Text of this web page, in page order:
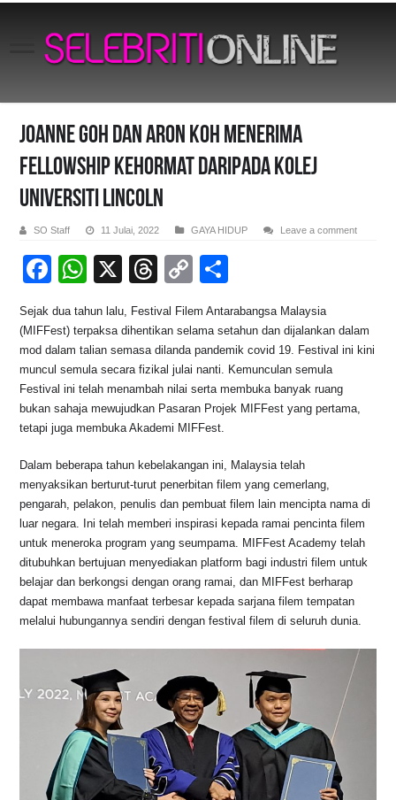
Joanne Goh dan Aron Koh menerima
Fellowship Kehormat daripada Kolej
Universiti Lincoln
SO Staff 11 Julai, 2022 GAYA HIDUP Leave a comment
F
c
e
b
o
o
k
W
at
s
A
p
p
X
T
e
a
d
s
C
p
y
Li
n
k
ar
e
Sejak dua tahun lalu, Festival Filem Antarabangsa Malaysia
(MIFFest) terpaksa dihentikan selama setahun dan dijalankan dalam
mod dalam talian semasa dilanda pandemik covid 19. Festival ini kini
muncul semula secara fizikal julai nanti. Kemunculan semula
Festival ini telah menambah nilai serta membuka banyak ruang
bukan sahaja mewujudkan Pasaran Projek MIFFest yang pertama,
tetapi juga membuka Akademi MIFFest.
Dalam beberapa tahun kebelakangan ini, Malaysia telah
menyaksikan berturut-turut penerbitan filem yang cemerlang,
pengarah, pelakon, penulis dan pembuat filem lain mencipta nama di
luar negara. Ini telah memberi inspirasi kepada ramai pencinta filem
untuk meneroka program yang seumpama. MIFFest Academy telah
ditubuhkan bertujuan menyediakan platform bagi industri filem untuk
belajar dan berkongsi dengan orang ramai, dan MIFFest berharap
dapat membawa manfaat terbesar kepada sarjana filem tempatan
melalui hubungannya sendiri dengan festival filem di seluruh dunia.